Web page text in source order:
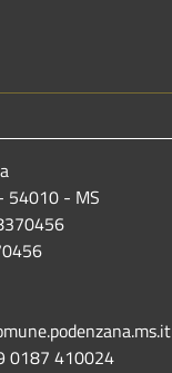
54010 - MS
0187 410024